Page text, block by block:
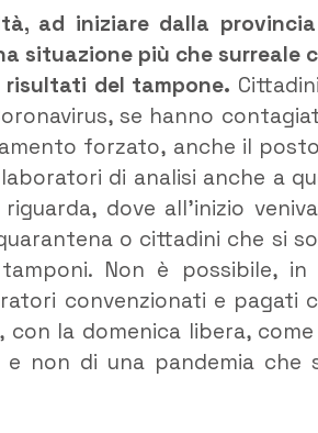
ad iniziare dalla
situazione più che surreale
del tampone.
se hanno
forzato, anche il
di analisi anche a
dove all’inizio
o cittadini che si
Non è possibile, in
convenzionati e pagati
la domenica libera, come
non di una pandemia che